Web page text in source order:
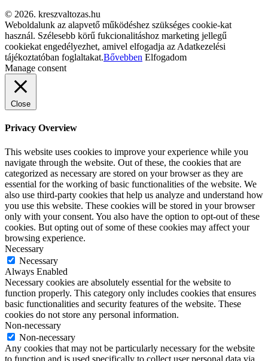
© 2026. kreszvaltozas.hu
Weboldalunk az alapvető működéshez szükséges cookie-kat
használ. Szélesebb körű fukcionalitáshoz marketing jellegű
cookiekat engedélyezhet, amivel elfogadja az Adatkezelési
tájékoztatóban foglaltakat.Bővebben Elfogadom
Manage consent
Close
Privacy Overview
This website uses cookies to improve your experience while you
navigate through the website. Out of these, the cookies that are
categorized as necessary are stored on your browser as they are
essential for the working of basic functionalities of the website. We
also use third-party cookies that help us analyze and understand how
you use this website. These cookies will be stored in your browser
only with your consent. You also have the option to opt-out of these
cookies. But opting out of some of these cookies may affect your
browsing experience.
Necessary
Necessary
Always Enabled
Necessary cookies are absolutely essential for the website to
function properly. This category only includes cookies that ensures
basic functionalities and security features of the website. These
cookies do not store any personal information.
Non-necessary
Non-necessary
Any cookies that may not be particularly necessary for the website
to function and is used specifically to collect user personal data via